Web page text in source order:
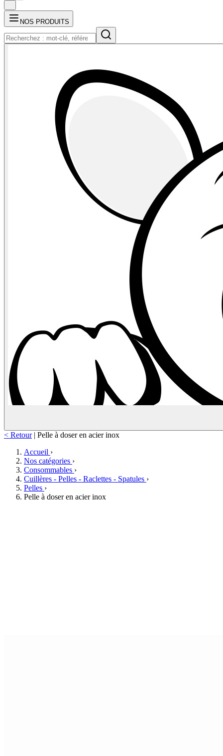
NOS PRODUITS
< Retour | Pelle à doser en acier inox
Accueil ›
Nos catégories ›
Consommables ›
Cuillères - Pelles - Raclettes - Spatules ›
Pelles ›
Pelle à doser en acier inox